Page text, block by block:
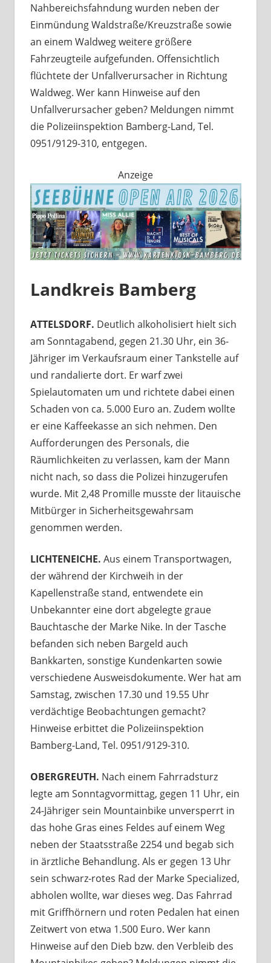
Nahbereichsfahndung wurden neben der
Einmündung Waldstraße/Kreuzstraße sowie
an einem Waldweg weitere größere
Fahrzeugteile aufgefunden. Offensichtlich
flüchtete der Unfallverursacher in Richtung
Waldweg. Wer kann Hinweise auf den
Unfallverursacher geben? Meldungen nimmt
die Polizeiinspektion Bamberg-Land, Tel.
0951/9129-310, entgegen.
Anzeige
Landkreis Bamberg
ATTELSDORF. Deutlich alkoholisiert hielt sich
am Sonntagabend, gegen 21.30 Uhr, ein 36-
Jähriger im Verkaufsraum einer Tankstelle auf
und randalierte dort. Er warf zwei
Spielautomaten um und richtete dabei einen
Schaden von ca. 5.000 Euro an. Zudem wollte
er eine Kaffeekasse an sich nehmen. Den
Aufforderungen des Personals, die
Räumlichkeiten zu verlassen, kam der Mann
nicht nach, so dass die Polizei hinzugerufen
wurde. Mit 2,48 Promille musste der litauische
Mitbürger in Sicherheitsgewahrsam
genommen werden.
LICHTENEICHE. Aus einem Transportwagen,
der während der Kirchweih in der
Kapellenstraße stand, entwendete ein
Unbekannter eine dort abgelegte graue
Bauchtasche der Marke Nike. In der Tasche
befanden sich neben Bargeld auch
Bankkarten, sonstige Kundenkarten sowie
verschiedene Ausweisdokumente. Wer hat am
Samstag, zwischen 17.30 und 19.55 Uhr
verdächtige Beobachtungen gemacht?
Hinweise erbittet die Polizeiinspektion
Bamberg-Land, Tel. 0951/9129-310.
OBERGREUTH. Nach einem Fahrradsturz
legte am Sonntagvormittag, gegen 11 Uhr, ein
24-Jähriger sein Mountainbike unversperrt in
das hohe Gras eines Feldes auf einem Weg
neben der Staatsstraße 2254 und begab sich
in ärztliche Behandlung. Als er gegen 13 Uhr
sein schwarz-rotes Rad der Marke Specialized,
abholen wollte, war dieses weg. Das Fahrrad
mit Griffhörnern und roten Pedalen hat einen
Zeitwert von etwa 1.500 Euro. Wer kann
Hinweise auf den Dieb bzw. den Verbleib des